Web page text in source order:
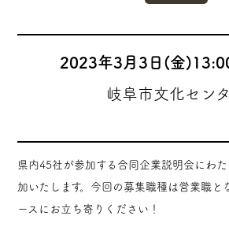
2023年3月3日(金)
岐阜市文化セン
県内45社が参加する合同企業説明会にわ
加いたします。今回の募集職種は営業職と
ースにお立ち寄りください！